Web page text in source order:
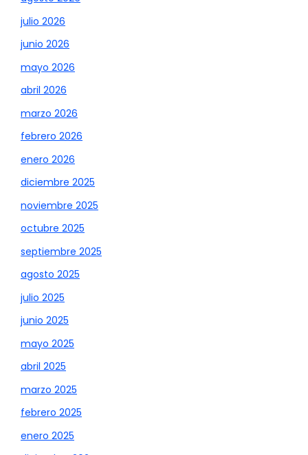
julio 2026
junio 2026
mayo 2026
abril 2026
marzo 2026
febrero 2026
enero 2026
diciembre 2025
noviembre 2025
octubre 2025
septiembre 2025
agosto 2025
julio 2025
junio 2025
mayo 2025
abril 2025
marzo 2025
febrero 2025
enero 2025